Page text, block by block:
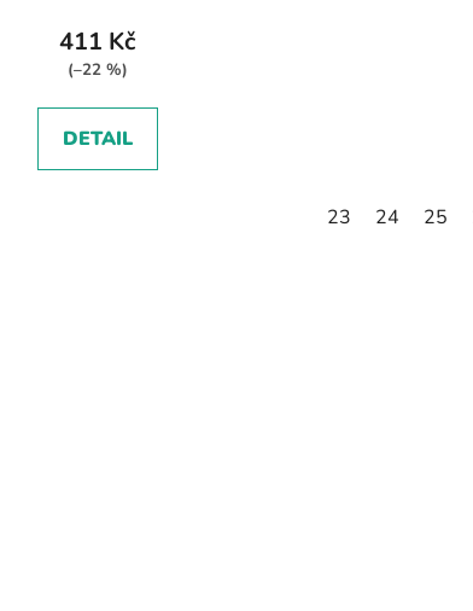
411 Kč
(–22 %)
DETAIL
23 24 25